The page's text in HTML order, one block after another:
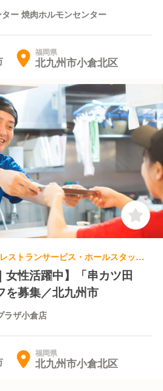
ー 焼肉ホルモンセンター
福岡県
北九州市小倉北区
居酒屋, 串カツ・串揚げ | レストランサービス・ホールスタッフ | 串カツ田中 アミュプラザ小倉店
女性活躍中】「串カツ田
を募集／北九州市
ラザ小倉店
福岡県
北九州市小倉北区